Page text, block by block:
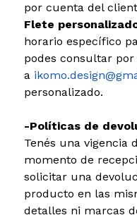
por cuenta del
Flete
horario específico
podes consultar
a
personalizado.
-Políticas de
Tenés una vigencia
momento de
solicitar una
producto en las
detalles ni marcas